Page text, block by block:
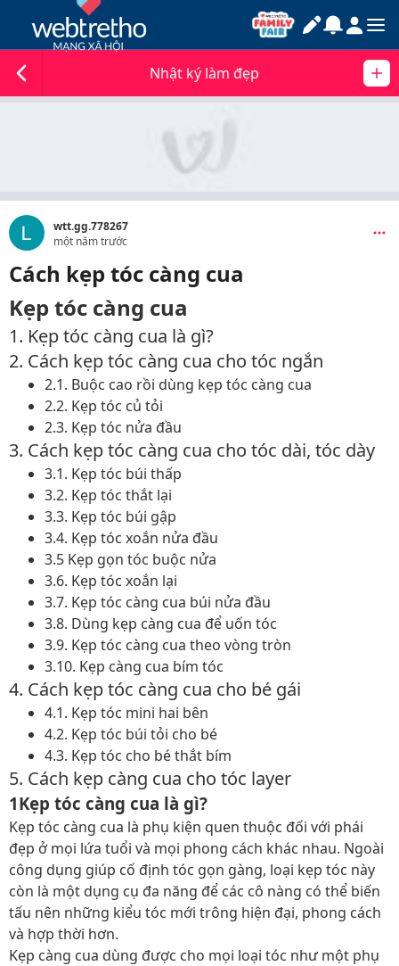
Nhật ký làm đẹp
wtt.gg.778267
một năm trước
Cách kẹp tóc càng cua
Kẹp tóc càng cua
1. Kẹp tóc càng cua là gì?
2. Cách kẹp tóc càng cua cho tóc ngắn
2.1. Buộc cao rồi dùng kẹp tóc càng cua
2.2. Kẹp tóc củ tỏi
2.3. Kẹp tóc nửa đầu
3. Cách kẹp tóc càng cua cho tóc dài, tóc dày
3.1. Kẹp tóc búi thấp
3.2. Kẹp tóc thắt lại
3.3. Kẹp tóc búi gập
3.4. Kẹp tóc xoắn nửa đầu
3.5 Kẹp gọn tóc buộc nửa
3.6. Kẹp tóc xoắn lại
3.7. Kẹp tóc càng cua búi nửa đầu
3.8. Dùng kẹp càng cua để uốn tóc
3.9. Kẹp tóc càng cua theo vòng tròn
3.10. Kẹp càng cua bím tóc
4. Cách kẹp tóc càng cua cho bé gái
4.1. Kẹp tóc mini hai bên
4.2. Kẹp tóc búi tỏi cho bé
4.3. Kẹp tóc cho bé thắt bím
5. Cách kẹp càng cua cho tóc layer
1Kẹp tóc càng cua là gì?
Kẹp tóc càng cua là phụ kiện quen thuộc đối với phái
đẹp ở mọi lứa tuổi và mọi phong cách khác nhau. Ngoài
công dụng giúp cố định tóc gọn gàng, loại kẹp tóc này
còn là một dụng cụ đa năng để các cô nàng có thể biến
tấu nên những kiểu tóc mới trông hiện đại, phong cách
và hợp thời hơn.
Kẹp càng cua dùng được cho mọi loại tóc như một phụ